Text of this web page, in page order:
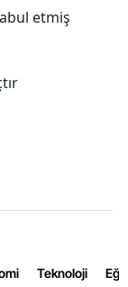
etmiş
Teknoloji